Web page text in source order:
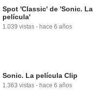
Spot 'Classic' de 'Sonic. La
película'
1.039 vistas - hace 6 años
Sonic. La película Clip
1.363 vistas - hace 6 años